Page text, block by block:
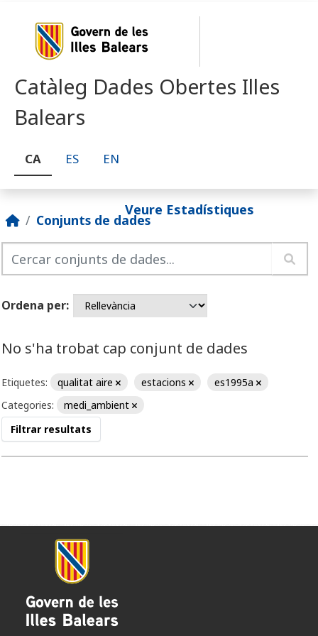
Catàleg Dades Obertes Illes
Balears
CA ES EN
Veure Estadístiques
Conjunts de dades
Ordena per
No s'ha trobat cap conjunt de dades
Etiquetes: qualitat aire estacions
es1995a
Categories:
medi_ambient
Filtrar resultats